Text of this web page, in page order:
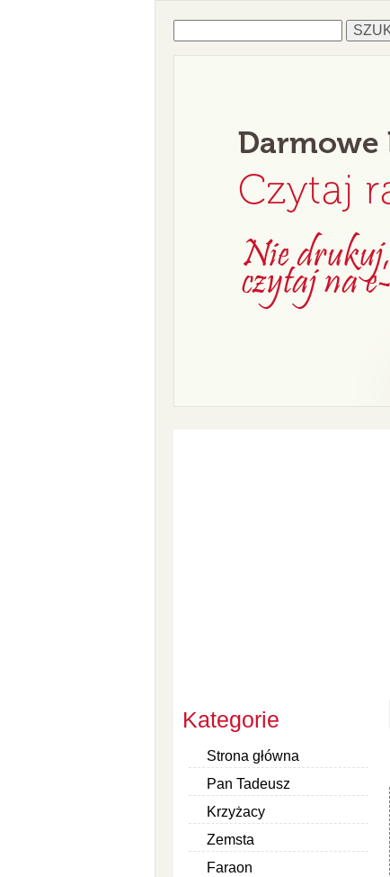
Kategorie
Strona główna
Pan Tadeusz
Krzyżacy
Zemsta
Faraon